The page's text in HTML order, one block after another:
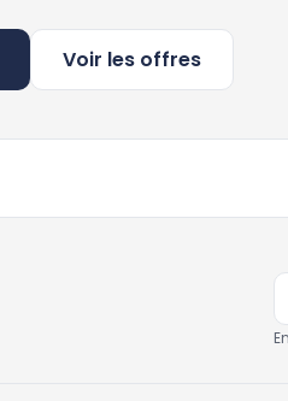
Voir les offres